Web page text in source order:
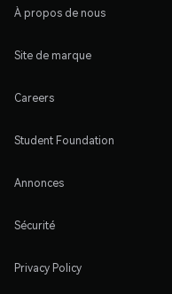
À propos de nous
Site de marque
Careers
Student Foundation
Annonces
Sécurité
Privacy Policy